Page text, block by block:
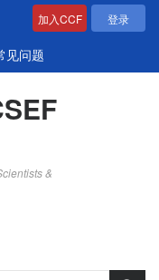
加入CCF 登录
见问题
&